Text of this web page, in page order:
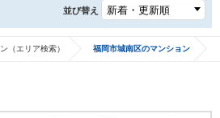
並び替え
（エリア検索） 福岡市城南区のマンション